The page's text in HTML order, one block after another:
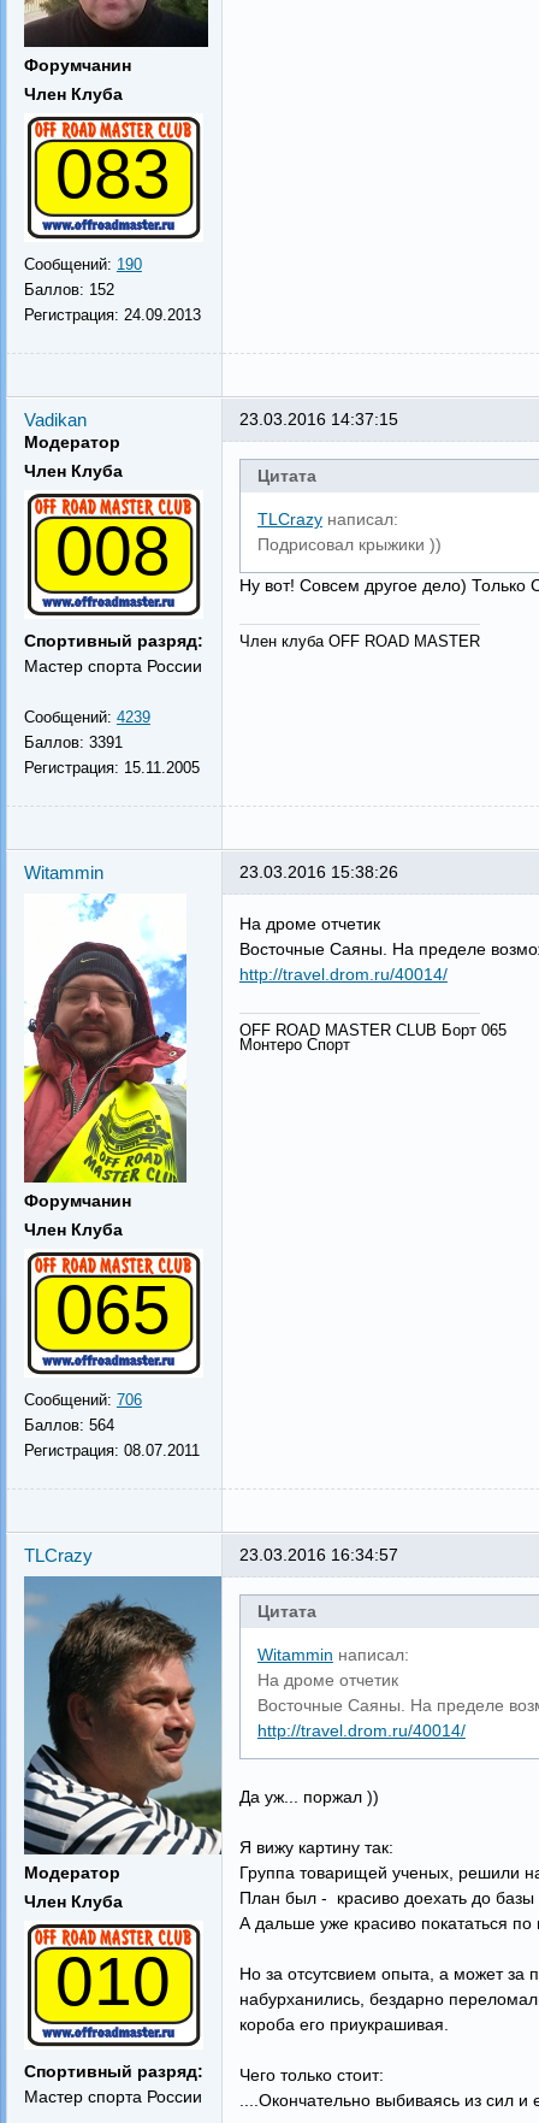
Форумчанин
Член Клуба
083
Сообщений: 190
Баллов: 152
Регистрация: 24.09.2013
Vadikan
Модератор
Член Клуба
008
Спортивный разряд:
Мастер спорта России
Сообщений: 4239
Баллов: 3391
Регистрация: 15.11.2005
23.03.2016 14:37:15
Цитата
TLCrazyнаписал:
Подрисовал крыжики ))
Ну вот! Совсем другое дело) Только
Член клуба OFF ROAD MASTER
Witammin
Форумчанин
Член Клуба
065
Сообщений: 706
Баллов: 564
Регистрация: 08.07.2011
23.03.2016 15:38:26
На дроме отчетик
Восточные Саяны. На пределе
http://travel.drom.ru/40014/
OFF ROAD MASTER CLUB Борт 065
Монтеро Спорт
TLCrazy
Модератор
Член Клуба
010
Спортивный разряд:
Мастер спорта России
23.03.2016 16:34:57
Цитата
Witammin написал:
На дроме отчетик
Восточные Саяны. На пределе
http://travel.drom.ru/40014/
Да уж... поржал ))
Я вижу картину так:
Группа товарищей ученых, решили
План был - красиво доехать до базы
А дальше уже красиво покататься
Но за отсутсвием опыта, а может за
набурханились, бездарно
короба его приукрашивая.
Чего только стоит:
....Окончательно выбиваясь из сил